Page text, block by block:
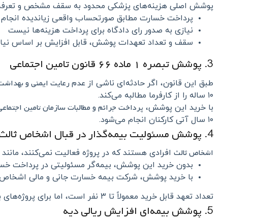
پوشش اصلی هزینه‌های پزشکی محدود به سقف مشخص و
پرداخت خسارت مطابق صورتحساب واقعی زیاندیده
نیازی به صدور رای دادگاه برای پرداخت هزینه‌ها نیست
سقف و تعداد تعهدات پوشش، قابل افزایش بر اساس
3. پوشش تبصره ۱ ماده ۶۶ قانون تامین اجتماعی
طبق این قانون، اگر حادثه‌ای ناشی از عدم رعایت ایمنی و
۱۰ ساله را از کارفرما مطالبه می‌کند.
با خرید این پوشش، پرداخت جرائم و مطالبات سازمان تامین
۱۰ سال آتی کارکنان انجام می‌شود.
4. پوشش مسئولیت بیمه‌گذار در قبال اشخاص ثالث
اشخاص ثالث افرادی هستند که در پروژه فعالیت نمی‌کنند،
بدون خرید این پوشش، بیمه‌گر مسئولیتی در پرداخت
با خرید پوشش، شرکت بیمه خسارت جانی و مالی اشخاص
تعداد تعهد قابل خرید معمولاً تا ۳ نفر است، اما برای پروژه‌های بزرگ امکان افزایش تعداد وجود دارد.
5. پوشش بیمه‌ای افزایش ریالی دیه